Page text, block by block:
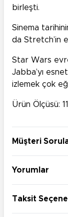
birleşti.
Sinema
da Stretch’in
Star Wars
Jabba’yı
izlemek çok
Ürün Ölçüsü:
Müşteri
Yorumlar
Taksit